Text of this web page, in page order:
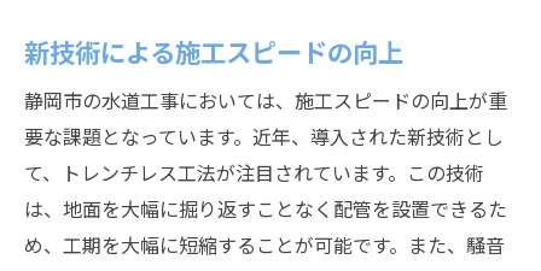
新技術による施工スピードの向上
静岡市の水道工事においては、施工スピードの向上が重
要な課題となっています。近年、導入された新技術とし
て、トレンチレス工法が注目されています。この技術
は、地面を大幅に掘り返すことなく配管を設置できるた
め、工期を大幅に短縮することが可能です。また、騒音